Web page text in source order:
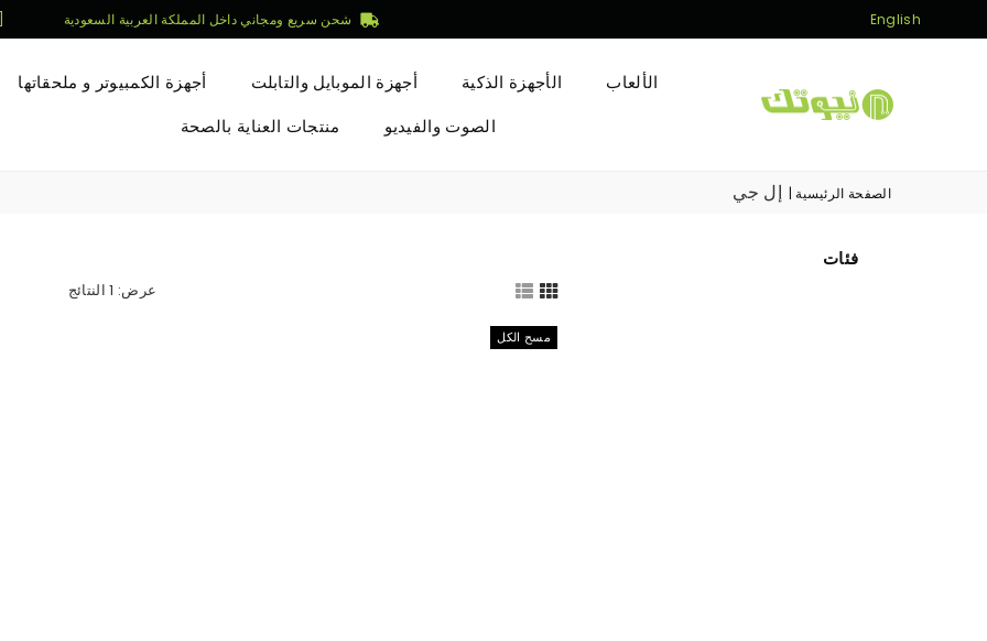
English شحن سريع ومجاني داخل المملكة العربية السعودية
Newtech
الألعاب الأجهزة الذكية أجهزة الموبايل والتابلت
أجهزة الكمبيوتر و ملحقاتها
الصوت والفيديو
منتجات العناية بالصحة
الصفحة الرئيسية | إل جي
عرض: 1 النتائج
مسح الكل
فئات